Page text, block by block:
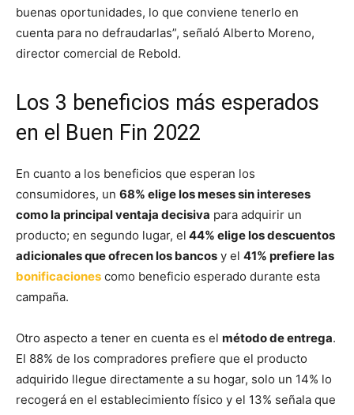
buenas oportunidades, lo que conviene tenerlo en
cuenta para no defraudarlas”, señaló Alberto Moreno,
director comercial de Rebold.
Los 3 beneficios más esperados
en el Buen Fin 2022
En cuanto a los beneficios que esperan los
consumidores, un 68% elige los meses sin intereses
como la principal ventaja decisiva para adquirir un
producto; en segundo lugar, el 44% elige los descuentos
adicionales que ofrecen los bancos y el 41% prefiere las
bonificaciones como beneficio esperado durante esta
campaña.
Otro aspecto a tener en cuenta es el método de entrega.
El 88% de los compradores prefiere que el producto
adquirido llegue directamente a su hogar, solo un 14% lo
recogerá en el establecimiento físico y el 13% señala que